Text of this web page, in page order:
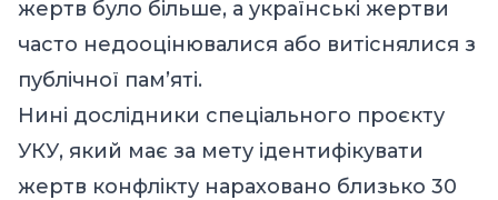
жертв було більше, а українські жертви
часто недооцінювалися або витіснялися з
публічної пам’яті.
Нині дослідники спеціального проєкту
УКУ, який має за мету ідентифікувати
жертв конфлікту нараховано близько 30